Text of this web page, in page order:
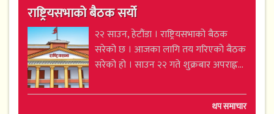
राष्ट्रियसभाको बैठक सर्यो
२२ साउन, हेटौंडा । राष्ट्रियसभाको बैठक
सरेको छ । आजका लागि तय गरिएको बैठक
सरेको हो । साउन २२ गते शुक्रबार अपराह्न...
थप समाचार